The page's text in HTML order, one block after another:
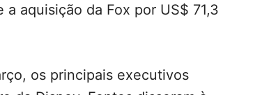
aquisição da Fox por US$ 71,3
os principais executivos